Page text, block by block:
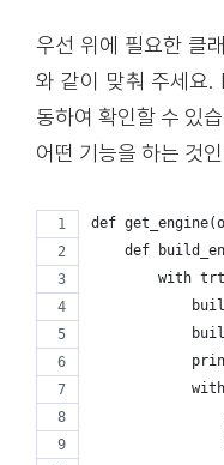
우선 위에 필요한 클
와 같이 맞춰 주세요.
동하여 확인할 수 있
어떤 기능을 하는 것
def
def
with